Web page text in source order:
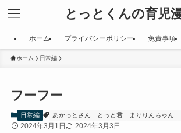
とっとくんの育児
ホーム プライバシーポリシー 免責事項
ホーム 日常編
フーフー
日常編 あかっとさん とっと君 まりりんちゃん
2024年3月1日 2024年3月3日